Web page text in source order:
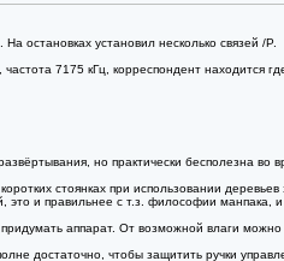
остановках установил несколько связей /P.
7175 кГц, корреспондент
но практически бесполезна во
стоянках при использовании
это и правильнее с т.з. философии
аппарат. От возможной влаги
достаточно, чтобы защитить ручки